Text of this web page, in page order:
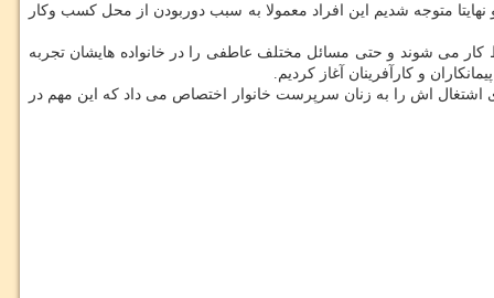
متوجه شدیم این افراد معمولا به سبب دوربودن از محل کسب وکار
کار می شوند و حتی مسائل مختلف عاطفی را در خانواده هایشان تجربه
و کارآفرینان آغاز کردیم.
تهران زیرساخت ارزان قیمت و نه رایگان در اختیار کارآفرینان قرار می داد اما شرکت مذکور باید ۷۰ درصد فضای اشتغال اش را به زنان سرپرست خانوار اختصاص می داد که این مهم در